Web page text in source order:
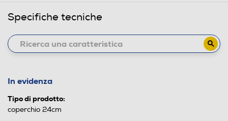
Specifiche tecniche
In evidenza
Tipo di prodotto:
coperchio 24cm